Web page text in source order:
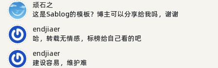
顽石之
这是Sablog的模板？博主可以分享给我吗，谢谢
endjiaer
哈，转载无情感，标榜给自己看的吧
endjiaer
建设容易，维护难